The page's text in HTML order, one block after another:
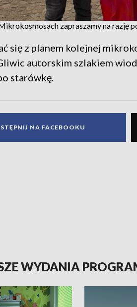
zapraszamy na razję
się z planem kolejnej
autorskim szlakiem
starówkę.
NA FACEBOOKU
WYDANIA